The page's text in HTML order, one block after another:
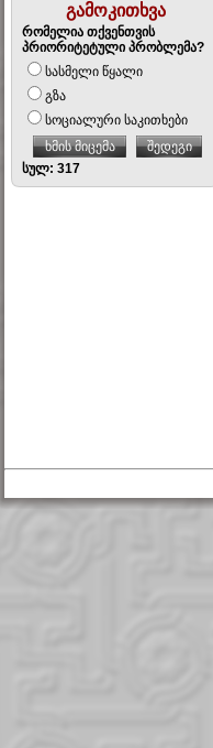
გამოკითხვა
რომელია თქვენთვის
პრიორიტეტული პრობლემა?
სასმელი წყალი
გზა
სოციალური საკითხები
ხმის მიცემა
შედეგი
სულ: 317